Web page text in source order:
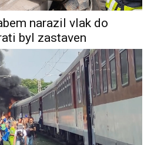
narazil vlak do
byl zastaven